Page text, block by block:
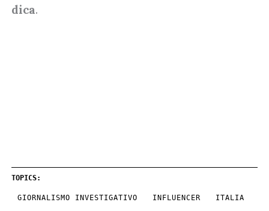
dica.
TOPICS:
GIORNALISMO INVESTIGATIVO INFLUENCER ITALIA